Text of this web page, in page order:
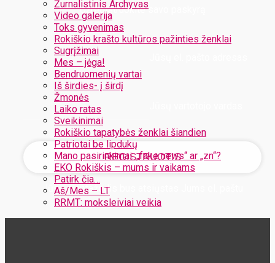
Žurnalistinis Archyvas
Video galerija
Toks gyvenimas
Rokiškio krašto kultūros pažinties ženklai
Sugrįžimai
Mes – jėga!
Bendruomenių vartai
Iš širdies- į širdį
Žmonės
Laiko ratas
Sveikinimai
Rokiškio tapatybės ženklai šiandien
Patriotai be lipdukų
Mano pasirinkimai: „fake news“ ar „zn“?
EKO Rokiškis – mums ir vaikams
Patirk čia…
Aš/Mes – LT
RRMT: moksleiviai veikia
Užregistruokite savo paskyrą
Jūsų slaptažodis bus atsiųstas Jums el. paštu